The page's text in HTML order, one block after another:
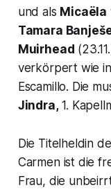
und als Micaëla
Tamara
Muirhead
verkörpert wie
Escamillo. Die
Jindra,1.
Die Titelheldin
Carmen ist die
Frau, die